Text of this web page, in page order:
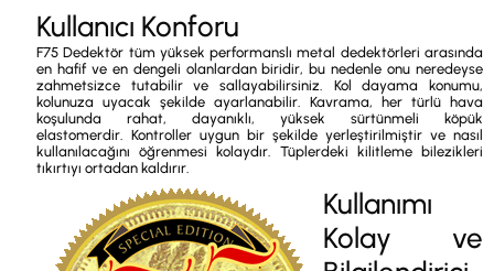
Kullanıcı Konforu
F75 Dedektör tüm yüksek performanslı metal dedektörleri arasında
en hafif ve en dengeli olanlardan biridir, bu nedenle onu neredeyse
zahmetsizce tutabilir ve sallayabilirsiniz. Kol dayama konumu,
kolunuza uyacak şekilde ayarlanabilir. Kavrama, her türlü hava
koşulunda rahat, dayanıklı, yüksek sürtünmeli köpük
elastomerdir. Kontroller uygun bir şekilde yerleştirilmiştir ve nasıl
kullanılacağını öğrenmesi kolaydır. Tüplerdeki kilitleme bilezikleri
tıkırtıyı ortadan kaldırır.
Kullanımı
Kolay ve